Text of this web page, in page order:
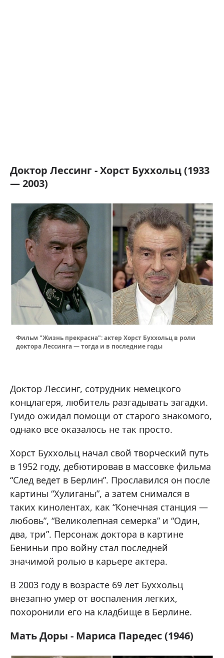
Доктор Лессинг - Хорст Буххольц (1933
— 2003)
Фильм "Жизнь прекрасна": актер Хорст Буххольц в роли
доктора Лессинга — тогда и в последние годы
Доктор Лессинг, сотрудник немецкого
концлагеря, любитель разгадывать загадки.
Гуидо ожидал помощи от старого знакомого,
однако все оказалось не так просто.
Хорст Буххольц начал свой творческий путь
в 1952 году, дебютировав в массовке фильма
“След ведет в Берлин”. Прославился он после
картины “Хулиганы”, а затем снимался в
таких кинолентах, как “Конечная станция —
любовь”, “Великолепная семерка” и “Один,
два, три”. Персонаж доктора в картине
Бениньи про войну стал последней
значимой ролью в карьере актера.
В 2003 году в возрасте 69 лет Буххольц
внезапно умер от воспаления легких,
похоронили его на кладбище в Берлине.
Мать Доры - Мариса Паредес (1946)